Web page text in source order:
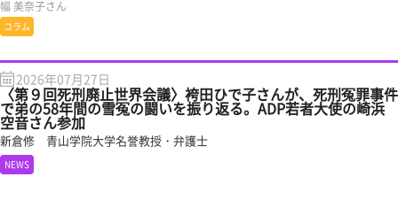
幅 美奈子さん
コラム
2026年07月27日
〈第９回死刑廃止世界会議〉袴田ひで子さんが、死刑冤罪事件
で弟の58年間の雪冤の闘いを振り返る。ADP若者大使の崎浜
空音さん参加
新倉修 青山学院大学名誉教授・弁護士
NEWS